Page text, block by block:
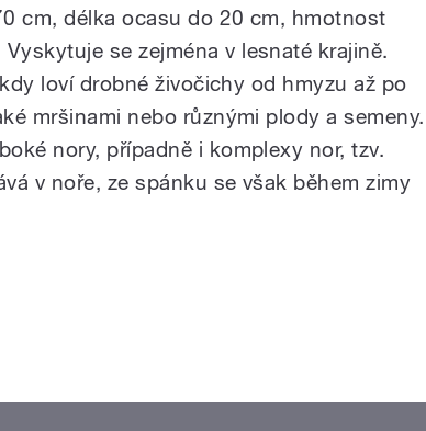
cm, délka ocasu do 20 cm, hmotnost
se zejména v lesnaté krajině.
loví drobné živočichy od hmyzu až po
mršinami nebo různými plody a semeny.
nory, případně i komplexy nor, tzv.
v noře, ze spánku se však během zimy